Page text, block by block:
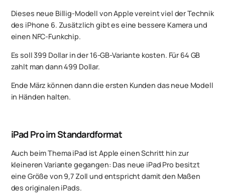
Dieses neue Billig-Modell von Apple vereint viel der Technik
des iPhone 6. Zusätzlich gibt es eine bessere Kamera und
einen NFC-Funkchip.
Es soll 399 Dollar in der 16-GB-Variante kosten. Für 64 GB
zahlt man dann 499 Dollar.
Ende März können dann die ersten Kunden das neue Modell
in Händen halten.
iPad Pro im Standardformat
Auch beim Thema iPad ist Apple einen Schritt hin zur
kleineren Variante gegangen: Das neue iPad Pro besitzt
eine Größe von 9,7 Zoll und entspricht damit den Maßen
des originalen iPads.